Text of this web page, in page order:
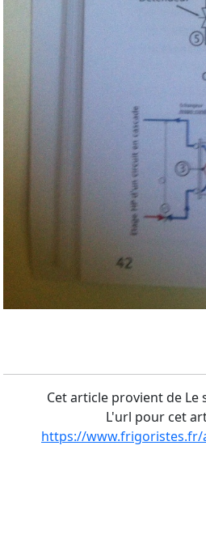
Cet article provient de
L'url pour cet
https://www.frigoristes.fr/